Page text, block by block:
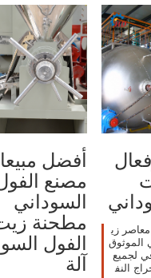
زي
الموثوق
لجميع
النف
أفضل
مصنع
السوداني
مطحنة
الفول
آلة